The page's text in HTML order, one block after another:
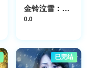
金铃泣雪：公主入敌宫洗冤
0.0
已完结